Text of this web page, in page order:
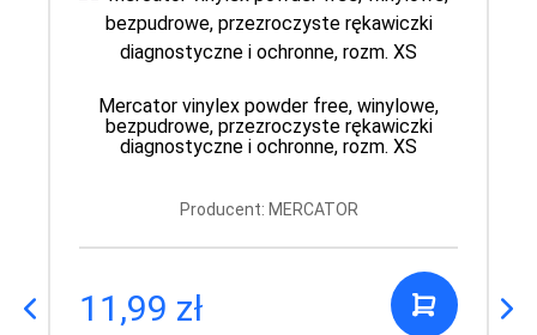
Mercator vinylex powder free, winylowe,
bezpudrowe, przezroczyste rękawiczki
diagnostyczne i ochronne, rozm. XS
Producent: MERCATOR
11,99 zł